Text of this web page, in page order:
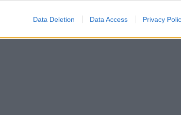
Data Deletion Data Access Privacy
podczas konferencji prasowej w Osuchach.
gaśniczej,która trwa od wtorku i objęła ogromny teren